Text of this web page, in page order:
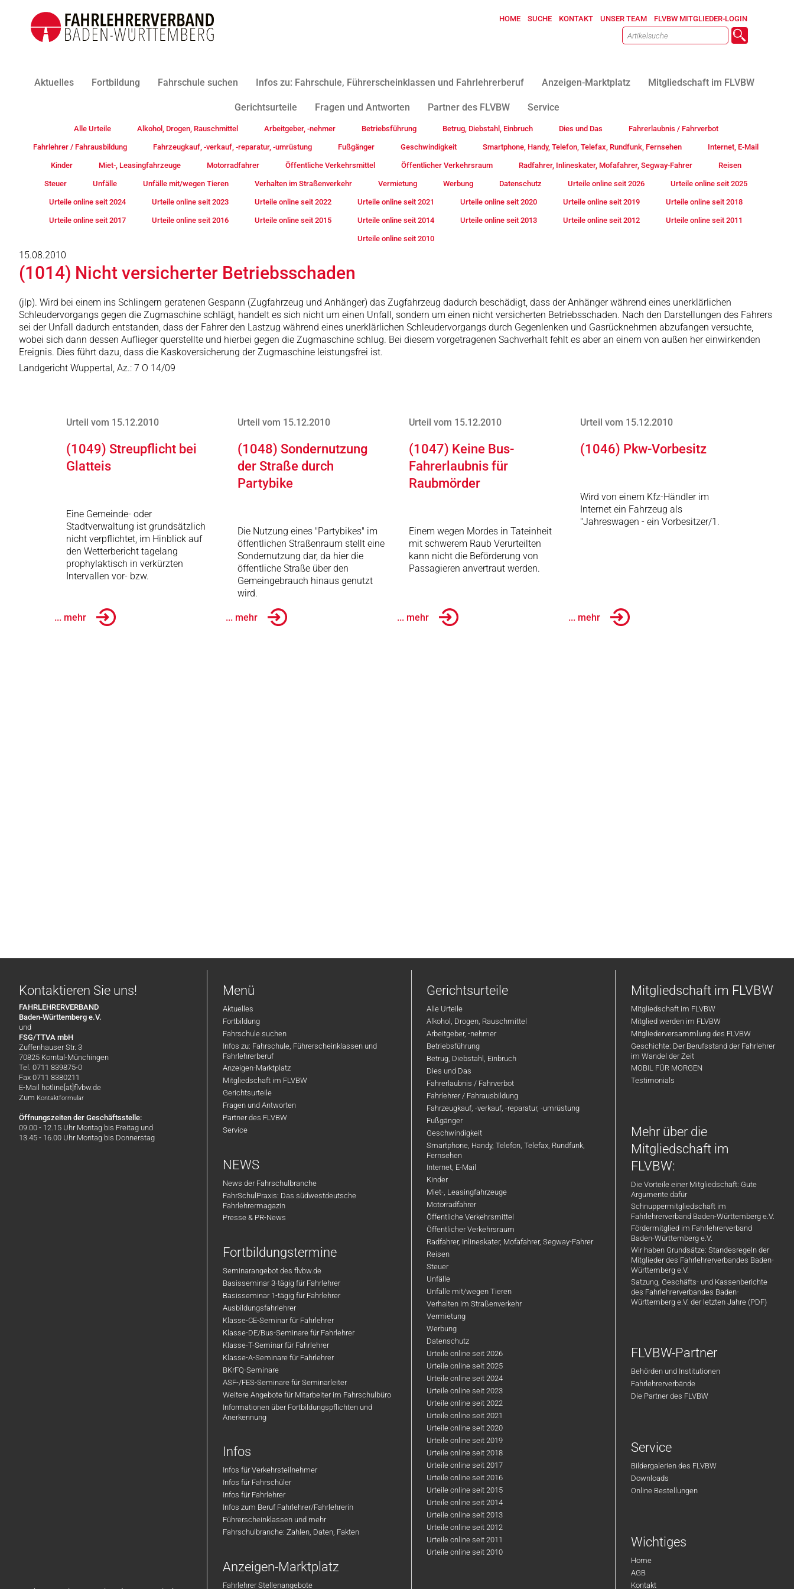
HOME SUCHE KONTAKT UNSER TEAM FLVBW MITGLIEDER-LOGIN
Aktuelles Fortbildung Fahrschule suchen Infos zu: Fahrschule, Führerscheinklassen und Fahrlehrerberuf Anzeigen-Marktplatz Mitgliedschaft im FLVBW
Gerichtsurteile Fragen und Antworten Partner des FLVBW Service
Alle Urteile Alkohol, Drogen, Rauschmittel Arbeitgeber, -nehmer Betriebsführung Betrug, Diebstahl, Einbruch Dies und Das Fahrerlaubnis / Fahrverbot
Fahrlehrer / Fahrausbildung Fahrzeugkauf, -verkauf, -reparatur, -umrüstung Fußgänger Geschwindigkeit Smartphone, Handy, Telefon, Telefax, Rundfunk, Fernsehen Internet, E-Mail
Kinder Miet-, Leasingfahrzeuge Motorradfahrer Öffentliche Verkehrsmittel Öffentlicher Verkehrsraum Radfahrer, Inlineskater, Mofafahrer, Segway-Fahrer Reisen
Steuer Unfälle Unfälle mit/wegen Tieren Verhalten im Straßenverkehr Vermietung Werbung Datenschutz Urteile online seit 2026 Urteile online seit 2025
Urteile online seit 2024 Urteile online seit 2023 Urteile online seit 2022 Urteile online seit 2021 Urteile online seit 2020 Urteile online seit 2019 Urteile online seit 2018
Urteile online seit 2017 Urteile online seit 2016 Urteile online seit 2015 Urteile online seit 2014 Urteile online seit 2013 Urteile online seit 2012 Urteile online seit 2011
Urteile online seit 2010
15.08.2010
(1014) Nicht versicherter Betriebsschaden
(jlp). Wird bei einem ins Schlingern geratenen Gespann (Zugfahrzeug und Anhänger) das Zugfahrzeug dadurch beschädigt, dass der Anhänger während eines unerklärlichen
Schleudervorgangs gegen die Zugmaschine schlägt, handelt es sich nicht um einen Unfall, sondern um einen nicht versicherten Betriebsschaden. Nach den Darstellungen des Fahrers
sei der Unfall dadurch entstanden, dass der Fahrer den Lastzug während eines unerklärlichen Schleudervorgangs durch Gegenlenken und Gasrücknehmen abzufangen versuchte,
wobei sich dann dessen Auflieger querstellte und hierbei gegen die Zugmaschine schlug. Bei diesem vorgetragenen Sachverhalt fehlt es aber an einem von außen her einwirkenden
Ereignis. Dies führt dazu, dass die Kaskoversicherung der Zugmaschine leistungsfrei ist.
Landgericht Wuppertal, Az.: 7 O 14/09
Urteil vom 15.12.2010
(1049) Streupflicht bei
Glatteis
Eine Gemeinde- oder
Stadtverwaltung ist grundsätzlich
nicht verpflichtet, im Hinblick auf
den Wetterbericht tagelang
prophylaktisch in verkürzten
Intervallen vor- bzw.
... mehr
Urteil vom 15.12.2010
(1048) Sondernutzung
der Straße durch
Partybike
Die Nutzung eines "Partybikes" im
öffentlichen Straßenraum stellt eine
Sondernutzung dar, da hier die
öffentliche Straße über den
Gemeingebrauch hinaus genutzt
wird.
... mehr
Urteil vom 15.12.2010
(1047) Keine Bus-
Fahrerlaubnis für
Raubmörder
Einem wegen Mordes in Tateinheit
mit schwerem Raub Verurteilten
kann nicht die Beförderung von
Passagieren anvertraut werden.
... mehr
Urteil vom 15.12.2010
(1046) Pkw-Vorbesitz
Wird von einem Kfz-Händler im
Internet ein Fahrzeug als
"Jahreswagen - ein Vorbesitzer/1.
... mehr
Kontaktieren Sie uns!
FAHRLEHRERVERBAND
Baden-Württemberg e.V.
und
FSG/TTVA mbH
Zuffenhauser Str. 3
70825 Korntal-Münchingen
Tel. 0711 839875-0
Fax 0711 8380211
E-Mail hotline[at]flvbw.de
Zum Kontaktformular
Öffnungszeiten der Geschäftsstelle:
09.00 - 12.15 Uhr Montag bis Freitag und
13.45 - 16.00 Uhr Montag bis Donnerstag
Menü
Aktuelles
Fortbildung
Fahrschule suchen
Infos zu: Fahrschule, Führerscheinklassen und
Fahrlehrerberuf
Anzeigen-Marktplatz
Mitgliedschaft im FLVBW
Gerichtsurteile
Fragen und Antworten
Partner des FLVBW
Service
NEWS
News der Fahrschulbranche
FahrSchulPraxis: Das südwestdeutsche
Fahrlehrermagazin
Presse & PR-News
Fortbildungstermine
Seminarangebot des flvbw.de
Basisseminar 3-tägig für Fahrlehrer
Basisseminar 1-tägig für Fahrlehrer
Ausbildungsfahrlehrer
Klasse-CE-Seminar für Fahrlehrer
Klasse-DE/Bus-Seminare für Fahrlehrer
Klasse-T-Seminar für Fahrlehrer
Klasse-A-Seminare für Fahrlehrer
BKrFQ-Seminare
ASF-/FES-Seminare für Seminarleiter
Weitere Angebote für Mitarbeiter im Fahrschulbüro
Informationen über Fortbildungspflichten und
Anerkennung
Infos
Infos für Verkehrsteilnehmer
Infos für Fahrschüler
Infos für Fahrlehrer
Infos zum Beruf Fahrlehrer/Fahrlehrerin
Führerscheinklassen und mehr
Fahrschulbranche: Zahlen, Daten, Fakten
Anzeigen-Marktplatz
Fahrlehrer Stellenangebote
Gerichtsurteile
Alle Urteile
Alkohol, Drogen, Rauschmittel
Arbeitgeber, -nehmer
Betriebsführung
Betrug, Diebstahl, Einbruch
Dies und Das
Fahrerlaubnis / Fahrverbot
Fahrlehrer / Fahrausbildung
Fahrzeugkauf, -verkauf, -reparatur, -umrüstung
Fußgänger
Geschwindigkeit
Smartphone, Handy, Telefon, Telefax, Rundfunk,
Fernsehen
Internet, E-Mail
Kinder
Miet-, Leasingfahrzeuge
Motorradfahrer
Öffentliche Verkehrsmittel
Öffentlicher Verkehrsraum
Radfahrer, Inlineskater, Mofafahrer, Segway-Fahrer
Reisen
Steuer
Unfälle
Unfälle mit/wegen Tieren
Verhalten im Straßenverkehr
Vermietung
Werbung
Datenschutz
Urteile online seit 2026
Urteile online seit 2025
Urteile online seit 2024
Urteile online seit 2023
Urteile online seit 2022
Urteile online seit 2021
Urteile online seit 2020
Urteile online seit 2019
Urteile online seit 2018
Urteile online seit 2017
Urteile online seit 2016
Urteile online seit 2015
Urteile online seit 2014
Urteile online seit 2013
Urteile online seit 2012
Urteile online seit 2011
Urteile online seit 2010
Mitgliedschaft im FLVBW
Mitgliedschaft im FLVBW
Mitglied werden im FLVBW
Mitgliederversammlung des FLVBW
Geschichte: Der Berufsstand der Fahrlehrer
im Wandel der Zeit
MOBIL FÜR MORGEN
Testimonials
Mehr über die
Mitgliedschaft im
FLVBW:
Die Vorteile einer Mitgliedschaft: Gute
Argumente dafür
Schnuppermitgliedschaft im
Fahrlehrerverband Baden-Württemberg e.V.
Fördermitglied im Fahrlehrerverband
Baden-Württemberg e.V.
Wir haben Grundsätze: Standesregeln der
Mitglieder des Fahrlehrerverbandes Baden-
Württemberg e.V.
Satzung, Geschäfts- und Kassenberichte
des Fahrlehrerverbandes Baden-
Württemberg e.V. der letzten Jahre (PDF)
FLVBW-Partner
Behörden und Institutionen
Fahrlehrerverbände
Die Partner des FLVBW
Service
Bildergalerien des FLVBW
Downloads
Online Bestellungen
Wichtiges
Home
AGB
Kontakt